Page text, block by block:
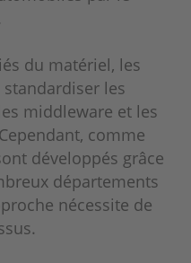
du matériel, les
les
middleware et les
comme
développés grâce
départements
nécessite de